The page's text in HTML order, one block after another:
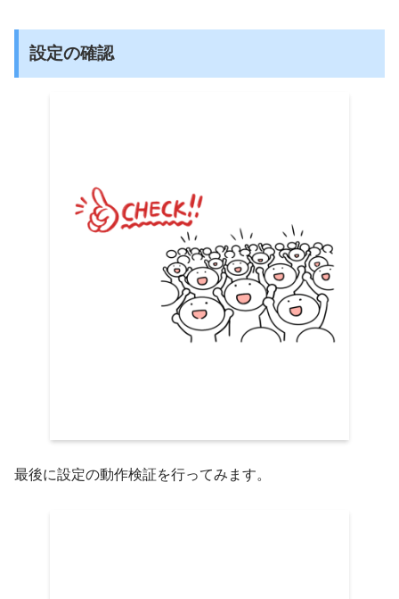
設定の確認
最後に設定の動作検証を行ってみます。